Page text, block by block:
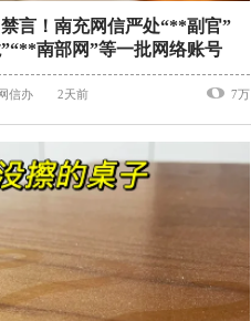
言！南充网信严处“**副官”
南部网”等一批网络账号
信办 2天前 7万